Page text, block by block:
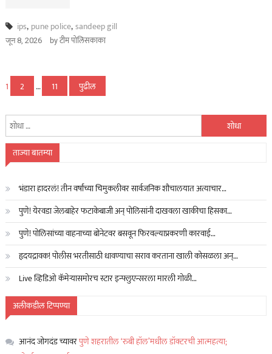
ips, pune police,sandeep gill
जून 8, 2026 byटीम पोलिसकाका
पोस्ट्स
पृष्ठांकन
1 2 … 11 पुढील
शोध
ताज्या बातम्या
भंडारा हादरलं! तीन वर्षांच्या चिमुकलीवर सार्वजनिक शौचालयात अत्याचार…
पुणे! येरवडा जेलबाहेर फटाकेबाजी अन् पोलिसांनी दाखवला खाकीचा हिसका…
पुणे! पोलिसांच्या वाहनाच्या बोनेटवर बसवून फिरवल्याप्रकरणी कारवाई…
हृदयद्रावक! पोलीस भरतीसाठी धावण्याचा सराव करताना खाली कोसळला अन्…
Live व्हिडिओ कॅमेऱ्यासमोरच स्टार इन्फ्लुएन्सरला मारली गोळी…
अलीकडील टिप्पण्या
आनंद जोगदंडच्यावरपुणे शहरातील ‘रुबी हॉल’मधील डॉक्टरची आत्महत्या;